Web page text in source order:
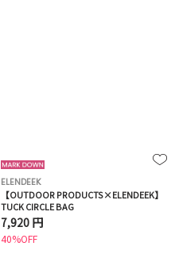
ELENDEEK
【OUTDOOR PRODUCTS×ELENDEEK】
TUCK CIRCLE BAG
7,920 円
40%OFF